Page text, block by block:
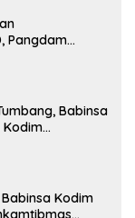
Pangdam
Babinsa
Kodim
Babinsa Kodim